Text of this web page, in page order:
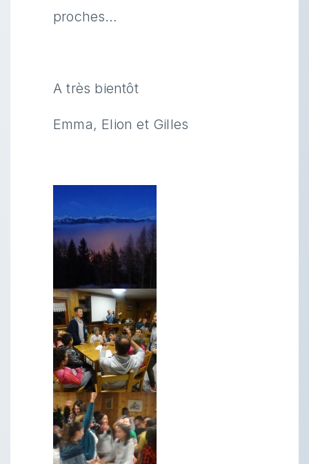
proches…
A très bientôt
Emma, Elion et Gilles